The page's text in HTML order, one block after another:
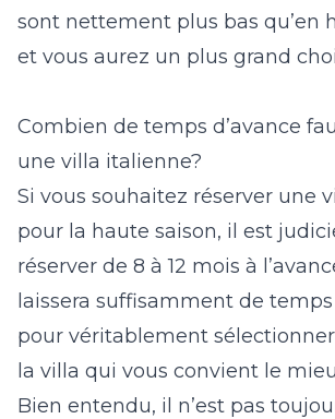
sont nettement plus bas qu’en
et vous aurez un plus grand
Combien de temps d’avance
une villa italienne?
Si vous souhaitez réserver une
pour la haute saison, il est
réserver de 8 à 12 mois à
laissera suffisamment de
pour véritablement
la villa qui vous convient le
Bien entendu, il n’est pas